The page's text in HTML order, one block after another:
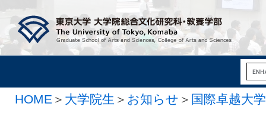
HOME ＞ 大学院生 ＞ お知らせ ＞ 国際卓越大